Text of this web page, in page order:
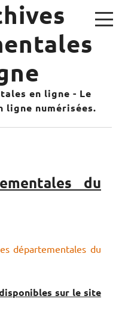
en ligne - Le
ligne numérisées.
du
départementales du
sur le site